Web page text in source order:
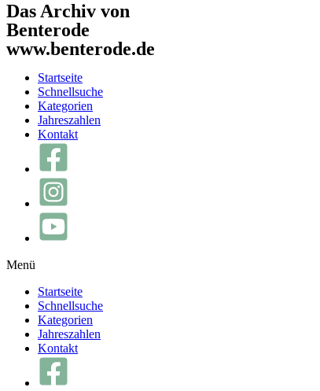
Das Archiv von
Benterode
www.benterode.de
Startseite
Schnellsuche
Kategorien
Jahreszahlen
Kontakt
Menü
Startseite
Schnellsuche
Kategorien
Jahreszahlen
Kontakt